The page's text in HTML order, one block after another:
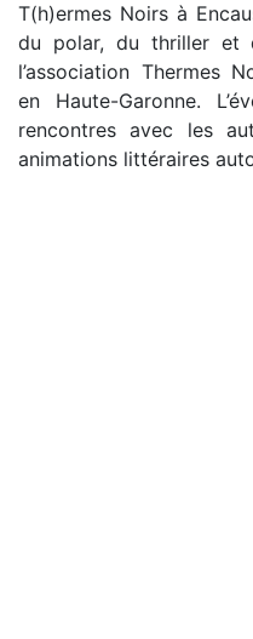
T(h)ermes Noirs à
du polar, du thriller et
l’association Thermes
en Haute-Garonne.
rencontres avec les
animations littéraires